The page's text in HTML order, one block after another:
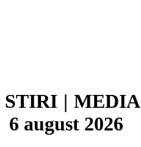
STIRI | MEDIA
6 august 2026